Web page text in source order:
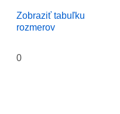
Zobraziť tabuľku
rozmerov
0